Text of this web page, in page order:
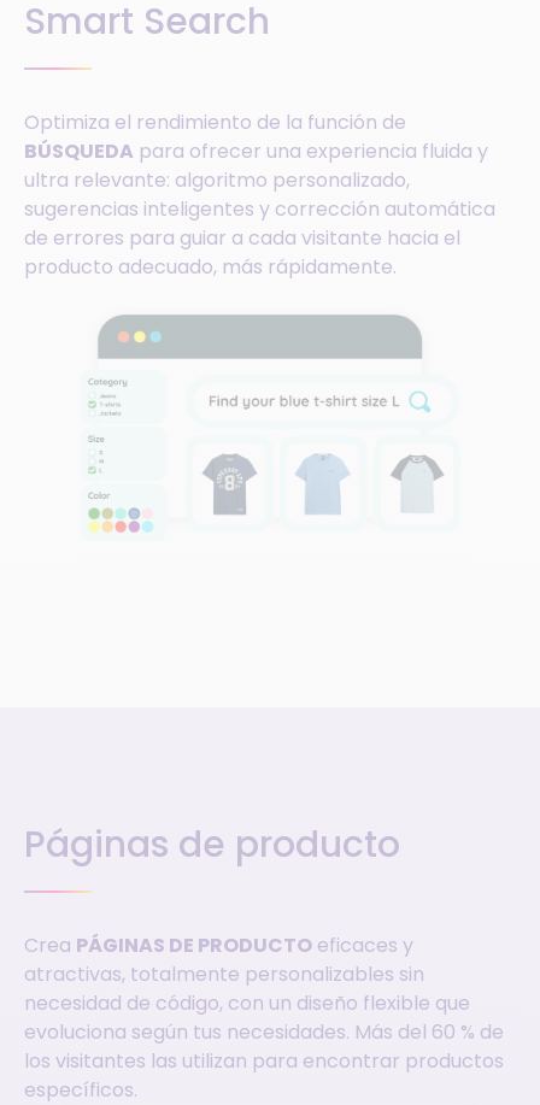
Smart Search
Optimiza el rendimiento de la función de
BÚSQUEDA para ofrecer una experiencia fluida y
ultra relevante: algoritmo personalizado,
sugerencias inteligentes y corrección automática
de errores para guiar a cada visitante hacia el
producto adecuado, más rápidamente.
Páginas de producto
Crea PÁGINAS DE PRODUCTO eficaces y
atractivas, totalmente personalizables sin
necesidad de código, con un diseño flexible que
evoluciona según tus necesidades. Más del 60 % de
los visitantes las utilizan para encontrar productos
específicos.